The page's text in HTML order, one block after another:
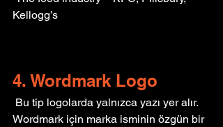
Kellogg’s
4. Wordmark Logo
Wordmark için marka isminin özgün bir